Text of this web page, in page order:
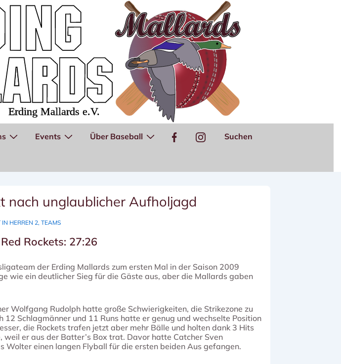
Events Über Baseball Suchen
nach unglaublicher Aufholjagd
IN HERREN 2, TEAMS
Rockets: 27:26
der Erding Mallards zum ersten Mal in der Saison 2009
wie ein deutlicher Sieg für die Gäste aus, aber die Mallards gaben
Wolfgang Rudolph hatte große Schwierigkeiten, die Strikezone zu
Schlagmänner und 11 Runs hatte er genug und wechselte Position
die Rockets trafen jetzt aber mehr Bälle und holten dank 3 Hits
er aus der Batter’s Box trat. Davor hatte Catcher Sven
Wolter einen langen Flyball für die ersten beiden Aus gefangen.